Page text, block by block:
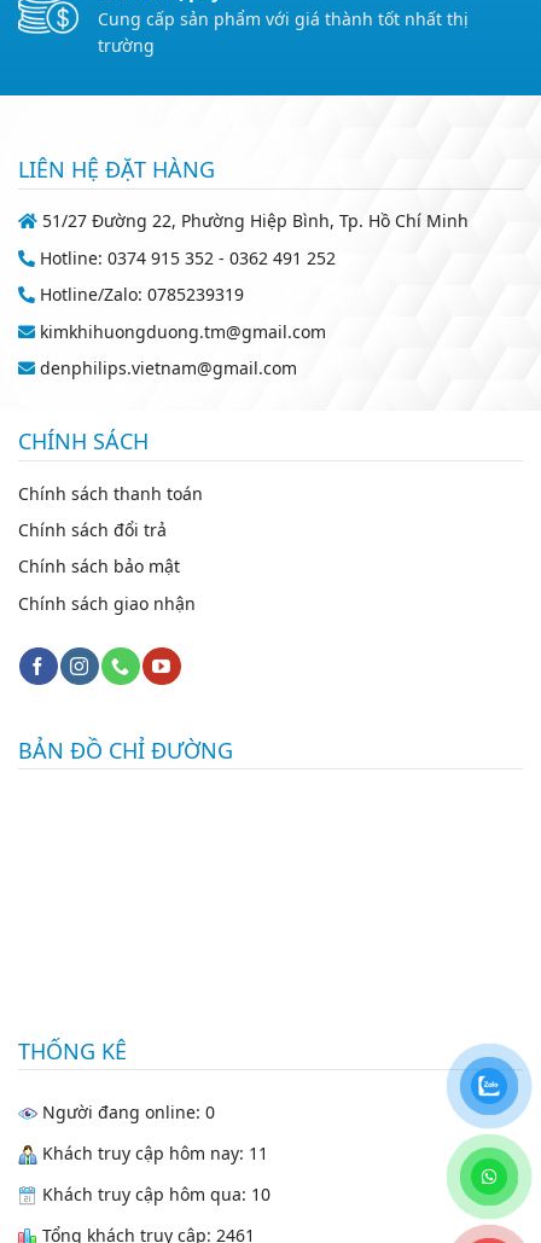
Cung cấp sản phẩm với giá thành tốt nhất thị
trường
LIÊN HỆ ĐẶT HÀNG
51/27 Đường 22, Phường Hiệp Bình, Tp. Hồ Chí Minh
Hotline: 0374 915 352 - 0362 491 252
Hotline/Zalo: 0785239319
kimkhihuongduong.tm@gmail.com
denphilips.vietnam@gmail.com
CHÍNH SÁCH
Chính sách thanh toán
Chính sách đổi trả
Chính sách bảo mật
Chính sách giao nhận
BẢN ĐỒ CHỈ ĐƯỜNG
THỐNG KÊ
Người đang online: 0
Khách truy cập hôm nay: 11
Khách truy cập hôm qua: 10
Tổng khách truy cập: 2461